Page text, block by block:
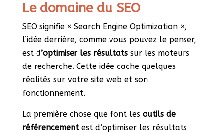
Le domaine du SEO
SEO signifie « Search Engine Optimization »,
l’idée derrière, comme vous pouvez le penser,
est d’optimiser les résultats sur les moteurs
de recherche. Cette idée cache quelques
réalités sur votre site web et son
fonctionnement.
La première chose que font les outils de
référencementest d’optimiser les résultats